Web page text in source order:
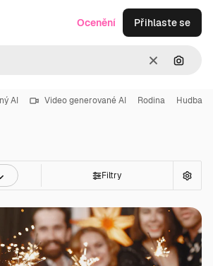
ZrušitHledat
Ocenění Přihlaste se
AI Video generované AI Rodina Hudba
Filtry